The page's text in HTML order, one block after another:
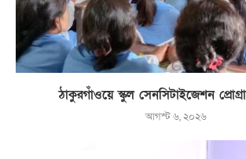
ঠাকুরগাঁওয়ে স্কুল সেনসিটাইজেশন
আগস্ট ৬, ২০২৬